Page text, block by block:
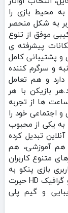
محیط بازی را
به شکل منحصر
موفق از تنوع
پیشرفته‌ ی
و پشتیبانی کامل
و سرگرم‌ کننده
و هم تعامل
بازیکن با هر
ها از تجربه‌
اجتماعی خود را
به یکی از محبوب‌
تبدیل کرده
آموزشی، هم
متنوع کاربران
بازی ‏‏‏‏‏‏‏‏‏‏‏‏پنکو به
شکل زیبایی با کنترل و یادگیری آسان و راحت و گرافیک HD حیرت
و گیم پلی